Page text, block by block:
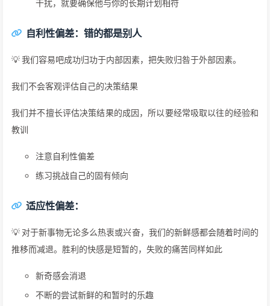
干扰，就要确保他与你的长期计划相符
自利性偏差：错的都是别人
💡 我们容易吧成功归功于内部因素，把失败归咎于外部因素。
我们不会客观评估自己的决策结果
我们并不擅长评估决策结果的成因，所以要经常吸取以往的经验和
教训
注意自利性偏差
练习挑战自己的固有倾向
适应性偏差：
💡 对于新事物无论多么热衷或兴奋，我们的新鲜感都会随着时间的
推移而减退。胜利的快感是短暂的，失败的痛苦同样如此
新奇感会消退
不断的尝试新鲜的和暂时的乐趣